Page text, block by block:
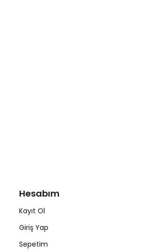
Hesabım
Kayıt Ol
Giriş Yap
Sepetim